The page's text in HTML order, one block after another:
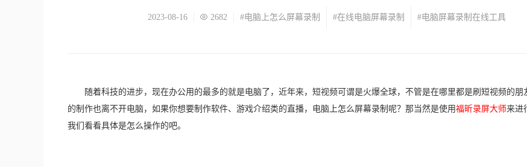
2023-08-16 2682 #电脑上怎么屏幕录制 #在线电脑屏幕录制 #电脑屏幕录制在线工具
随着科技的进步，现在办公用的最多的就是电脑了，近年来，短视频可谓是火爆全球，不管是在哪里都是刷短视频的朋
的制作也离不开电脑，如果你想要制作软件、游戏介绍类的直播，电脑上怎么屏幕录制呢？那当然是使用福昕录屏大师来进
我们看看具体是怎么操作的吧。